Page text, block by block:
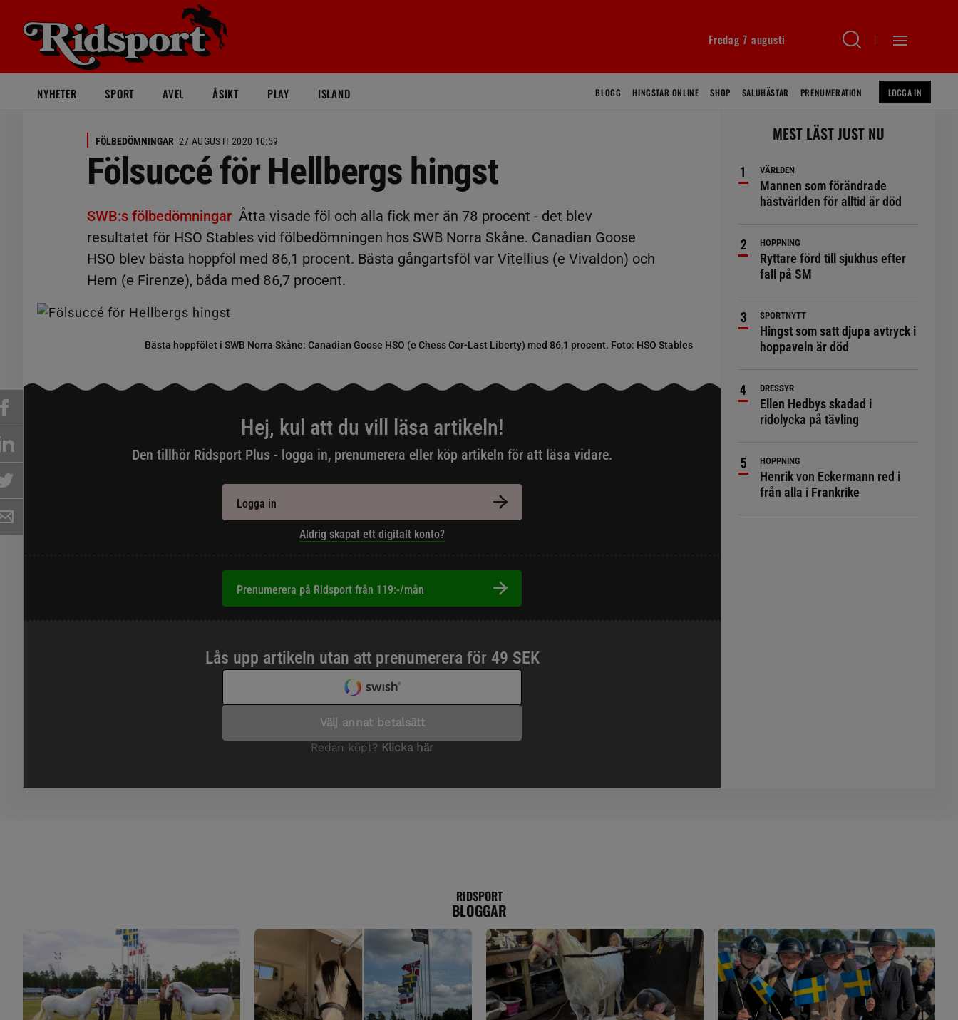
Fredag 7 augusti
NYHETER SPORT AVEL ÅSIKT PLAY ISLAND BLOGG HINGSTAR ONLINE SHOP SALUHÄSTAR PRENUMERATION LOGGA IN
FÖLBEDÖMNINGAR 27 AUGUSTI 2020 10:59
Fölsuccé för Hellbergs hingst
SWB:s fölbedömningar Åtta visade föl och alla fick mer än 78 procent - det blev
resultatet för HSO Stables vid fölbedömningen hos SWB Norra Skåne. Canadian Goose
HSO blev bästa hoppföl med 86,1 procent. Bästa gångartsföl var Vitellius (e Vivaldon) och
Hem (e Firenze), båda med 86,7 procent.
Bästa hoppfölet i SWB Norra Skåne: Canadian Goose HSO (e Chess Cor-Last Liberty) med 86,1 procent. Foto: HSO Stables
Hej, kul att du vill läsa artikeln!
Den tillhör Ridsport Plus - logga in, prenumerera eller köp artikeln för att läsa vidare.
Logga in
Aldrig skapat ett digitalt konto?
Prenumerera på Ridsport från 119:-/mån
MEST LÄST JUST NU
VÄRLDEN
Mannen som förändrade
hästvärlden för alltid är död
HOPPNING
Ryttare förd till sjukhus efter
fall på SM
SPORTNYTT
Hingst som satt djupa avtryck i
hoppaveln är död
DRESSYR
Ellen Hedbys skadad i
ridolycka på tävling
HOPPNING
Henrik von Eckermann red i
från alla i Frankrike
RIDSPORT
BLOGGAR